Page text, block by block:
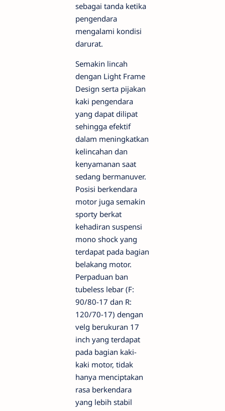
sebagai tanda ketika
pengendara
mengalami kondisi
darurat.
Semakin lincah
dengan Light Frame
Design serta pijakan
kaki pengendara
yang dapat dilipat
sehingga efektif
dalam meningkatkan
kelincahan dan
kenyamanan saat
sedang bermanuver.
Posisi berkendara
motor juga semakin
sporty berkat
kehadiran suspensi
mono shock yang
terdapat pada bagian
belakang motor.
Perpaduan ban
tubeless lebar (F:
90/80-17 dan R:
120/70-17) dengan
velg berukuran 17
inch yang terdapat
pada bagian kaki-
kaki motor, tidak
hanya menciptakan
rasa berkendara
yang lebih stabil